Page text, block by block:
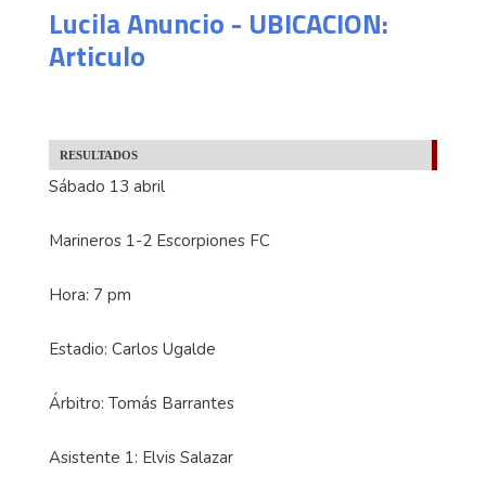
Lucila Anuncio - UBICACION:
Articulo
RESULTADOS
Sábado 13 abril
Marineros 1-2 Escorpiones FC
Hora: 7 pm
Estadio: Carlos Ugalde
Árbitro: Tomás Barrantes
Asistente 1: Elvis Salazar